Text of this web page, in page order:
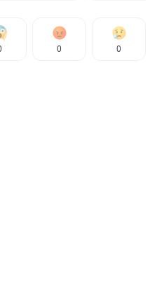
0 0